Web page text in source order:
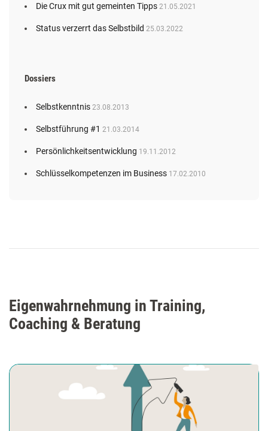
Die Crux mit gut gemeinten Tipps 21.05.2021
Status verzerrt das Selbstbild 25.03.2022
Dossiers
Selbstkenntnis 23.08.2013
Selbstführung #1 21.03.2014
Persönlichkeitsentwicklung 19.11.2012
Schlüsselkompetenzen im Business 17.02.2010
Eigenwahrnehmung in Training,
Coaching & Beratung